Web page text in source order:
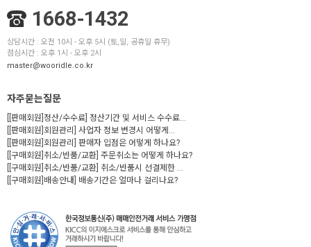
1668-1432
상담시간 : 오전 10시 - 오후 5시 (토,일, 공휴일 휴무)
점심시간 : 오후 1시 - 오후 2시
master@wooridle.co.kr
자주묻는질문
[[판매회원]정산/수수료] 정산기간 및 서비스 수수료...
[[판매회원]회원관리] 사업자 정보 변경시 어떻게...
[[판매회원]회원관리] 판매자 입점은 어떻게 하나요?
[[구매회원]취소/반품/교환] 주문취소는 어떻게 하나요?
[[구매회원]취소/반품/교환] 취소/반품시 선결제한 ...
[[구매회원]배송안내] 배송기간은 얼마나 걸리나요?